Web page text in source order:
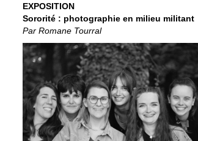
EXPOSITION
Sororité : photographie en milieu militant
Par Romane Tourral